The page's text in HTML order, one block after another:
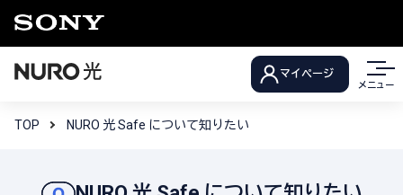
マイページ
メニュー
TOP NURO 光 Safe について知りたい